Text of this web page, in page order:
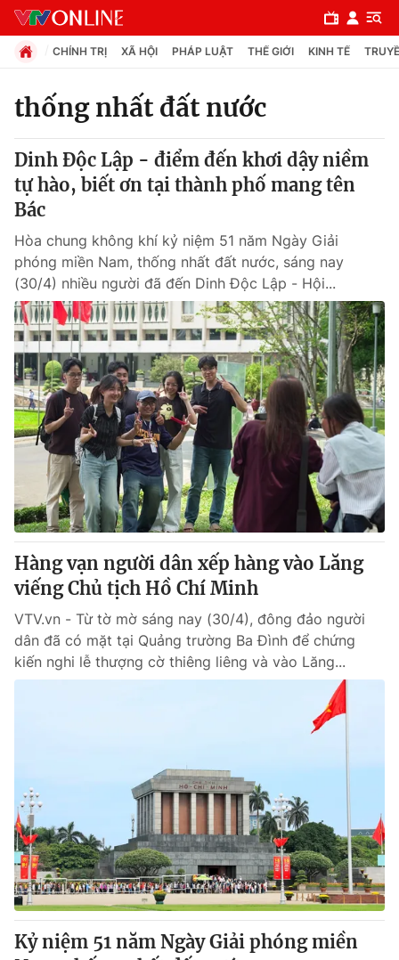
Chuyên mục
Chính trị
Xã hội
Pháp luật
Y tế
Thế giới
Tin tức
Thế giới đó đây
Câu chuyện quốc tế
Kinh tế
Tài chính
Thị trường
Góc doanh nghiệp
Dữ liệu và đời sống
Truyền hình
Phim VTV
Hậu trường
Nhân vật
Khán giả
Giải trí
Điện ảnh
Âm nhạc
Đời sống
Du lịch
Hitech Công nghệ tương lai
Sản phẩm
Thị trường
Tư vấn
Giao lưu trực tuyến
Lịch phát sóng
Chuyên mục khác
Emagazine Podcast
CHÍNH TRỊ XÃ HỘI PHÁP LUẬT THẾ GIỚI KINH TẾ
thống nhất đất nước
Dinh Độc Lập - điểm đến khơi dậy niềm
tự hào, biết ơn tại thành phố mang tên
Bác
Hòa chung không khí kỷ niệm 51 năm Ngày Giải
phóng miền Nam, thống nhất đất nước, sáng nay
(30/4) nhiều người đã đến Dinh Độc Lập - Hội...
Hàng vạn người dân xếp hàng vào Lăng
viếng Chủ tịch Hồ Chí Minh
VTV.vn - Từ tờ mờ sáng nay (30/4), đông đảo người
dân đã có mặt tại Quảng trường Ba Đình để chứng
kiến nghi lễ thượng cờ thiêng liêng và vào Lăng...
Kỷ niệm 51 năm Ngày Giải phóng miền